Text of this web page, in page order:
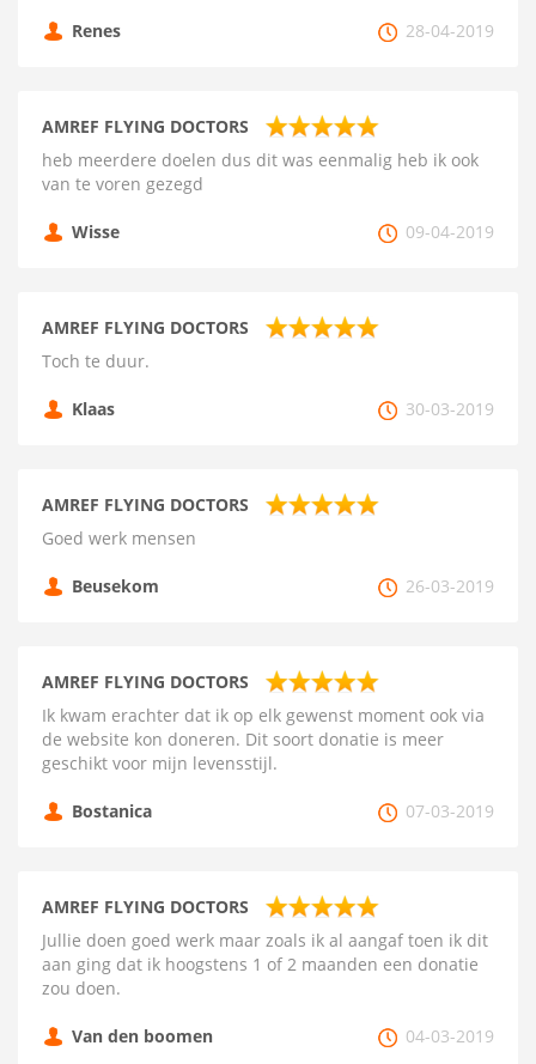
Renes 28-04-2019
AMREF FLYING DOCTORS
heb meerdere doelen dus dit was eenmalig heb ik ook
van te voren gezegd
Wisse 09-04-2019
AMREF FLYING DOCTORS
Toch te duur.
Klaas 30-03-2019
AMREF FLYING DOCTORS
Goed werk mensen
Beusekom 26-03-2019
AMREF FLYING DOCTORS
Ik kwam erachter dat ik op elk gewenst moment ook via
de website kon doneren. Dit soort donatie is meer
geschikt voor mijn levensstijl.
Bostanica 07-03-2019
AMREF FLYING DOCTORS
Jullie doen goed werk maar zoals ik al aangaf toen ik dit
aan ging dat ik hoogstens 1 of 2 maanden een donatie
zou doen.
Van den boomen 04-03-2019